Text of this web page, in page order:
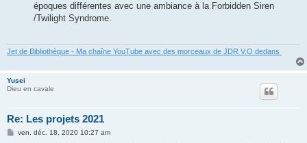
époques différentes avec une ambiance à la Forbidden Siren
/Twilight Syndrome.
Jet de Bibliothèque - Ma chaîne YouTube avec des morceaux de JDR V.O dedans
Yusei
Dieu en cavale
Re: Les projets 2021
Mven. déc. 18, 2020 10:27 am